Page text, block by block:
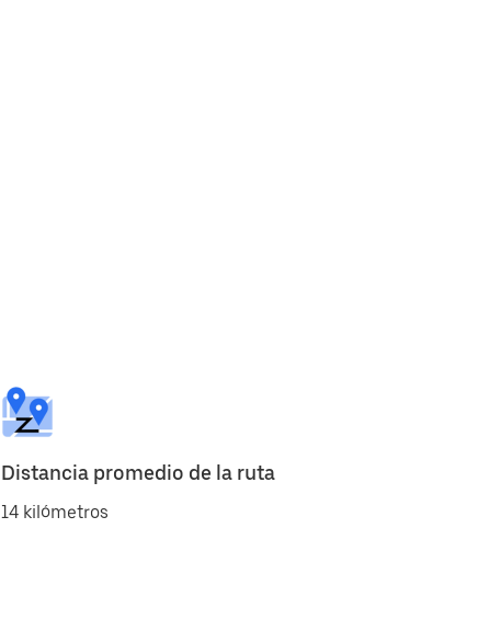
Distancia promedio de la ruta
14 kilómetros